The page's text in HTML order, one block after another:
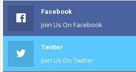
Facebook
Join Us On Facebook
Twitter
Join Us On Twitter